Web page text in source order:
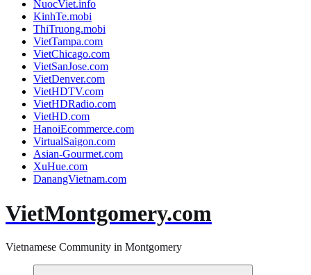
NuocViet.info
KinhTe.mobi
ThiTruong.mobi
VietTampa.com
VietChicago.com
VietSanJose.com
VietDenver.com
VietHDTV.com
VietHDRadio.com
VietHD.com
HanoiEcommerce.com
VirtualSaigon.com
Asian-Gourmet.com
XuHue.com
DanangVietnam.com
VietMontgomery.com
Vietnamese Community in Montgomery